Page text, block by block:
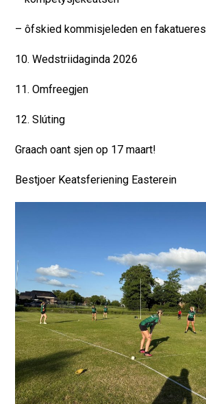
– ôfskied kommisjeleden en fakatueres
10. Wedstriidaginda 2026
11. Omfreegjen
12. Slúting
Graach oant sjen op 17 maart!
Bestjoer Keatsferiening Easterein